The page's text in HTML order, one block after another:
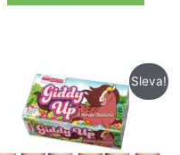
Sleva!
Původní
cena
byla:
434 Kč.
Aktuální
cena
je:
369 Kč.